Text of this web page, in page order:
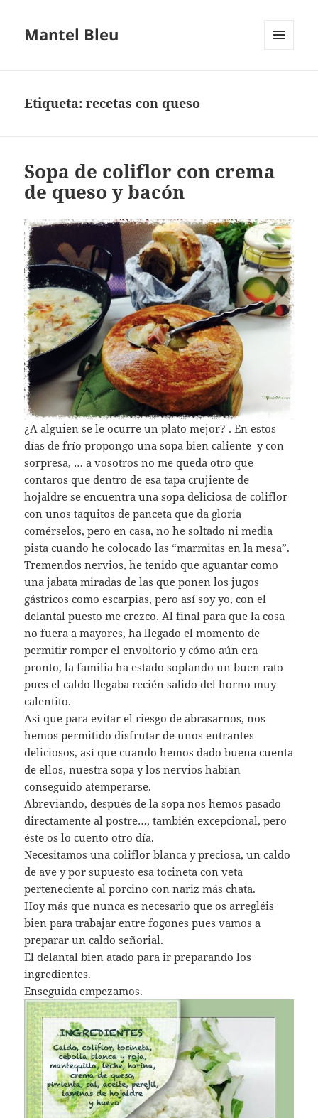
Mantel Bleu
Etiqueta:recetas con queso
Sopa de coliflor con crema
de queso y bacón
¿A alguien se le ocurre un plato mejor? . En estos
días de frío propongo una sopa bien caliente y con
sorpresa, … a vosotros no me queda otro que
contaros que dentro de esa tapa crujiente de
hojaldre se encuentra una sopa deliciosa de coliflor
con unos taquitos de panceta que da gloria
comérselos, pero en casa, no he soltado ni media
pista cuando he colocado las “marmitas en la mesa”.
Tremendos nervios, he tenido que aguantar como
una jabata miradas de las que ponen los jugos
gástricos como escarpias, pero así soy yo, con el
delantal puesto me crezco. Al final para que la cosa
no fuera a mayores, ha llegado el momento de
permitir romper el envoltorio y cómo aún era
pronto, la familia ha estado soplando un buen rato
pues el caldo llegaba recién salido del horno muy
calentito.
Así que para evitar el riesgo de abrasarnos, nos
hemos permitido disfrutar de unos entrantes
deliciosos, así que cuando hemos dado buena cuenta
de ellos, nuestra sopa y los nervios habían
conseguido atemperarse.
Abreviando, después de la sopa nos hemos pasado
directamente al postre…, también excepcional, pero
éste os lo cuento otro día.
Necesitamos una coliflor blanca y preciosa, un caldo
de ave y por supuesto esa tocineta con veta
perteneciente al porcino con nariz más chata.
Hoy más que nunca es necesario que os arregléis
bien para trabajar entre fogones pues vamos a
preparar un caldo señorial.
El delantal bien atado para ir preparando los
ingredientes.
Enseguida empezamos.